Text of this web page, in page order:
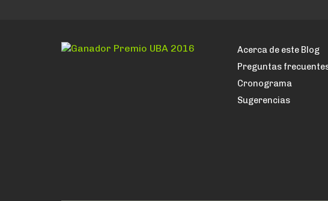
Acerca de este Blog
Preguntas
Cronograma
Sugerencias